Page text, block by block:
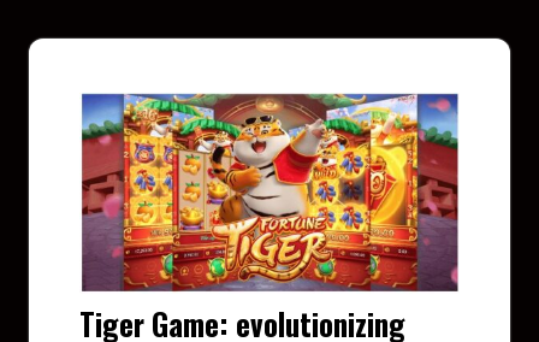
Tiger Game: evolutionizing